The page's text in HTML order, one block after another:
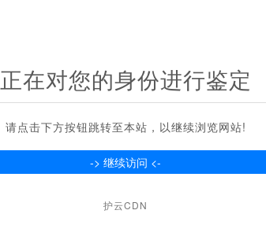
正在对您的身份进行鉴定
请点击下方按钮跳转至本站，以继续浏览网站!
护云CDN